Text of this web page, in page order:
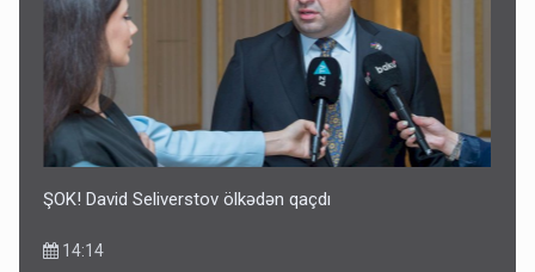
ŞOK! David Seliverstov ölkədən qaçdı
14:14